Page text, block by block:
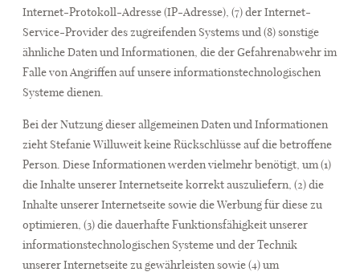
Internet-Protokoll-Adresse (IP-Adresse), (7) der Internet-
Service-Provider des zugreifenden Systems und (8) sonstige
ähnliche Daten und Informationen, die der Gefahrenabwehr im
Falle von Angriffen auf unsere informationstechnologischen
Systeme dienen.
Bei der Nutzung dieser allgemeinen Daten und Informationen
zieht Stefanie Willuweit keine Rückschlüsse auf die betroffene
Person. Diese Informationen werden vielmehr benötigt, um (1)
die Inhalte unserer Internetseite korrekt auszuliefern, (2) die
Inhalte unserer Internetseite sowie die Werbung für diese zu
optimieren, (3) die dauerhafte Funktionsfähigkeit unserer
informationstechnologischen Systeme und der Technik
unserer Internetseite zu gewährleisten sowie (4) um